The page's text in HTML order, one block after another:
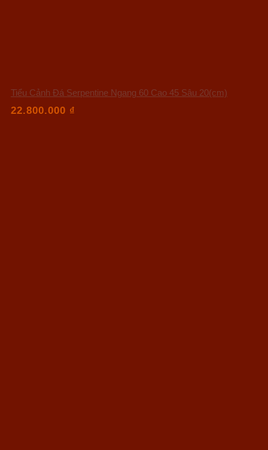
Tiểu Cảnh Đá Serpentine Ngang 60 Cao 45 Sâu 20(cm)
22.800.000 ₫